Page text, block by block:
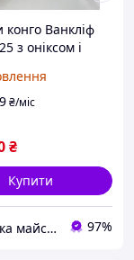
Ванкліф
з оніксом і
₴/міс
₴
Купити
Авторська майстерня OLOK silver jewerly 97%